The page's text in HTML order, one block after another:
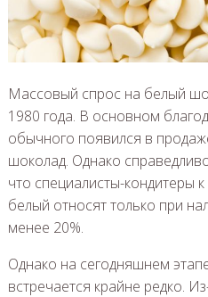
Массовый спрос на белый
1980 года. В основном
обычного появился в
шоколад. Однако
что специалисты-кондитеры
белый относят только при
менее 20%.
Однако на сегодняшнем
встречается крайне редко.